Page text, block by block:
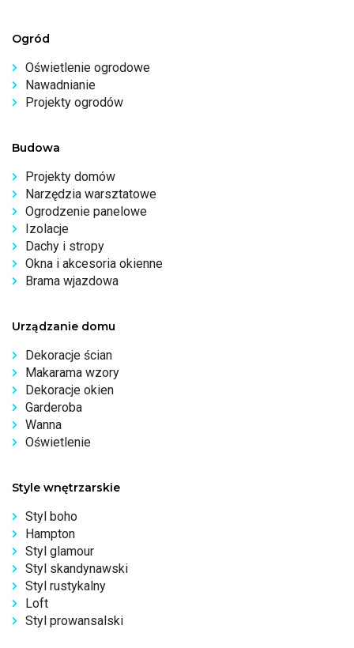
Ogród
Oświetlenie ogrodowe
Nawadnianie
Projekty ogrodów
Budowa
Projekty domów
Narzędzia warsztatowe
Ogrodzenie panelowe
Izolacje
Dachy i stropy
Okna i akcesoria okienne
Brama wjazdowa
Urządzanie domu
Dekoracje ścian
Makarama wzory
Dekoracje okien
Garderoba
Wanna
Oświetlenie
Style wnętrzarskie
Styl boho
Hampton
Styl glamour
Styl skandynawski
Styl rustykalny
Loft
Styl prowansalski